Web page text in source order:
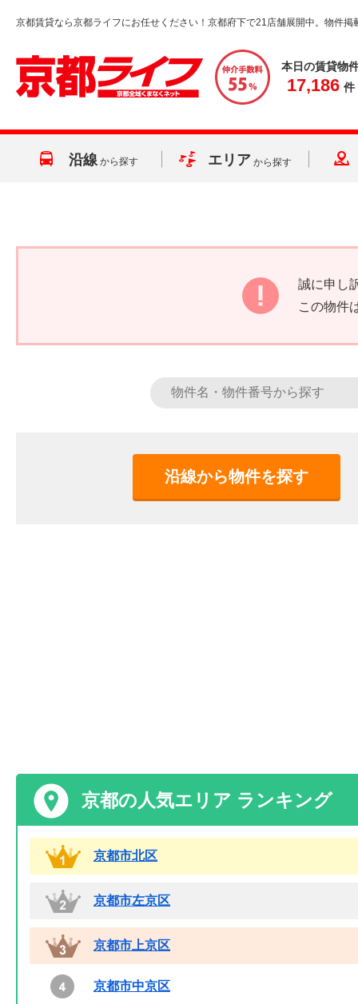
京都賃貸なら京都ライフにお任せください！京都府下で21店舗展開中。物件掲
本日の賃貸物
17,186 件
沿線 から探す エリア から探す
誠に申し
この物件
沿線から物件を探す
京都の人気エリア ランキング
京都市北区
京都市左京区
京都市上京区
京都市中京区